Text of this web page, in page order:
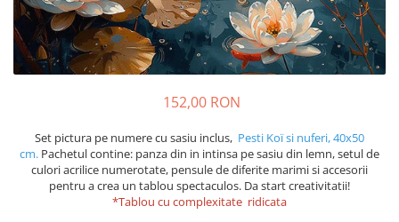
152,00 RON
Set pictura pe numere cu sasiu inclus, Pesti Koï si nuferi, 40x50
cm. Pachetul contine: panza din in intinsa pe sasiu din lemn, setul de
culori acrilice numerotate, pensule de diferite marimi si accesorii
pentru a crea un tablou spectaculos. Da start creativitatii!
*Tablou cu complexitate ridicata